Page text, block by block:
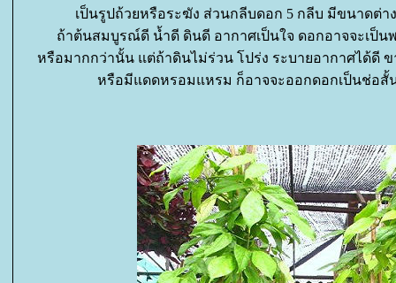
เป็นรูปถ้วยหรือระฆัง ส่วนกลีบดอก 5 กลีบ มีขนาดต่า
ถ้าต้นสมบูรณ์ดี น้ำดี ดินดี อากาศเป็นใจ ดอกอาจจะเป็นพ
หรือมากกว่านั้น แต่ถ้าดินไม่ร่วน โปร่ง ระบายอากาศได้ดี
หรือมีแดดหรอมแหรม ก็อาจจะออกดอกเป็นช่อ